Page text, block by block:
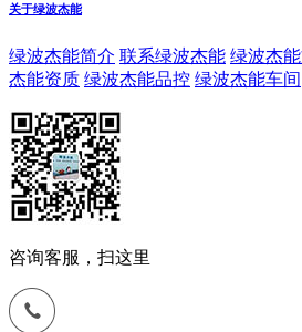
关于绿波杰能
绿波杰能简介 联系绿波杰能 绿波杰
杰能资质 绿波杰能品控 绿波杰能车间
咨询客服，扫这里